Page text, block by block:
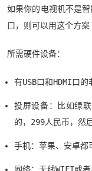
如果你的电视机不是智
口，则可以用这个方案
所需硬件设备：
有USB口和HDMI口
投屏设备：比如绿
的，299人民币，然
手机：苹果、安卓都